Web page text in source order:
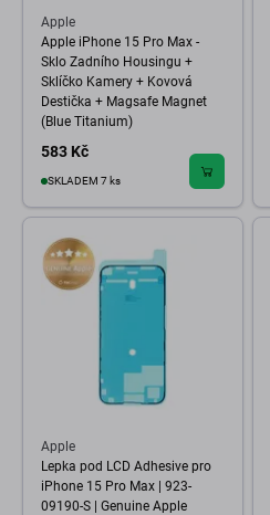
Apple
Apple iPhone 15 Pro Max -
Sklo Zadního Housingu +
Sklíčko Kamery + Kovová
Destička + Magsafe Magnet
(Blue Titanium)
583 Kč
SKLADEM 7 ks
Apple
Lepka pod LCD Adhesive pro
iPhone 15 Pro Max | 923-
09190-S | Genuine Apple